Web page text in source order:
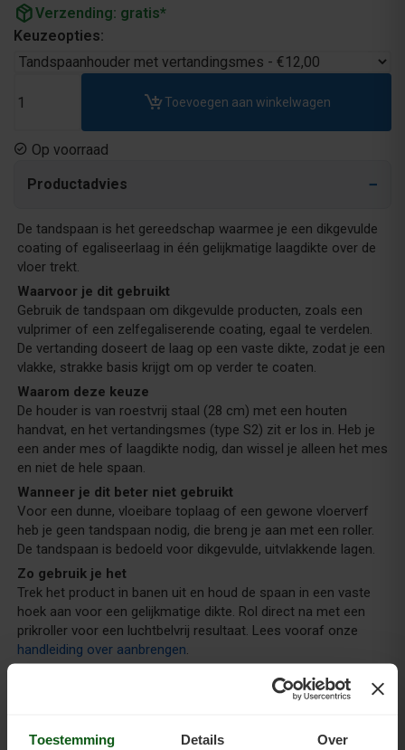
Toestemming Details Over
package_2Verzending: gratis*
Keuzeopties:
Toevoegen aan winkelwagen
Op voorraad
Productadvies
De tandspaan is het gereedschap waarmee je een dikgevulde
coating of egaliseerlaag in één gelijkmatige laagdikte over de
vloer trekt.
Waarvoor je dit gebruikt
Gebruik de tandspaan om dikgevulde producten, zoals een
vulprimer of een zelfegaliserende coating, egaal te verdelen.
De vertanding doseert de laag op een vaste dikte, zodat je een
vlakke, strakke basis krijgt om op verder te coaten.
Waarom deze keuze
De houder is van roestvrij staal (28 cm) met een houten
handvat, en het vertandingsmes (type S2) zit er los in. Heb je
een ander mes of laagdikte nodig, dan wissel je alleen het mes
en niet de hele spaan.
Wanneer je dit beter niet gebruikt
Voor een dunne, vloeibare toplaag of een gewone vloerverf
heb je geen tandspaan nodig, die breng je aan met een roller.
De tandspaan is bedoeld voor dikgevulde, uitvlakkende lagen.
Zo gebruik je het
Trek het product in banen uit en houd de spaan in een vaste
hoek aan voor een gelijkmatige dikte. Rol direct na met een
prikroller voor een luchtbelvrij resultaat. Lees vooraf onze
handleiding over aanbrengen.